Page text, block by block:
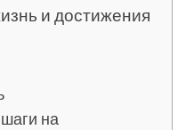
и достижения
на